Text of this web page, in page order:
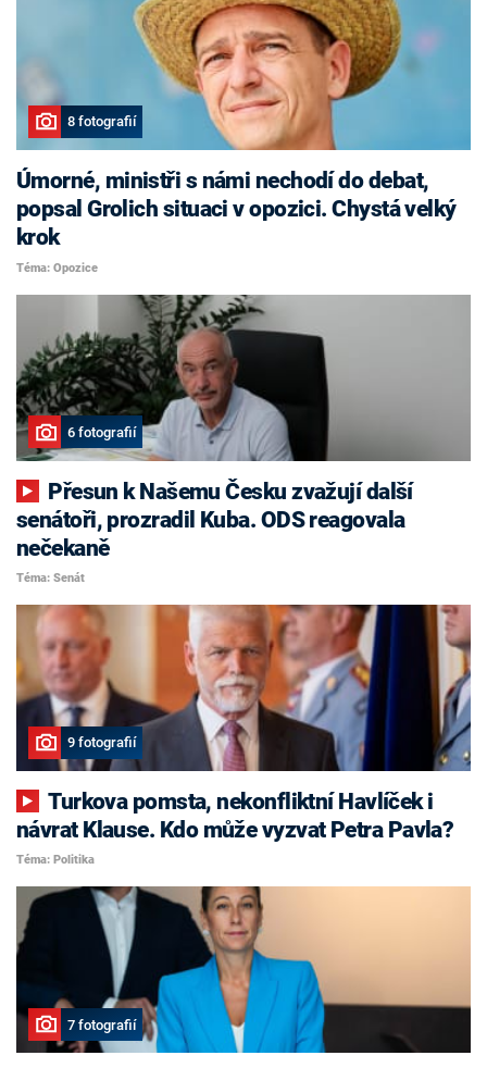
8 fotografií
Úmorné, ministři s námi nechodí do debat,
popsal Grolich situaci v opozici. Chystá velký
krok
Téma: Opozice
6 fotografií
senátoři, prozradil Kuba. ODS reagovala
nečekaně
Téma: Senát
9 fotografií
Turkova pomsta, nekonfliktní Havlíček i
návrat Klause. Kdo může vyzvat Petra Pavla?
Téma: Politika
7 fotografií